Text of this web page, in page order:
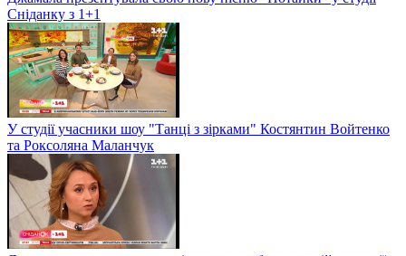
Сніданку з 1+1
У студії учасники шоу "Танці з зірками" Костянтин Войтенко
та Роксоляна Маланчук